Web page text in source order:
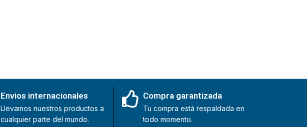
Envios internacionales
Llevamos nuestros productos a
cualquier parte del mundo.
Compra garantizada
Tu compra está respaldada en
todo momento.